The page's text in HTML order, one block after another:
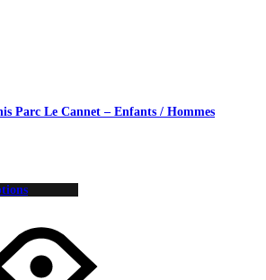
Parc Le Cannet – Enfants / Hommes